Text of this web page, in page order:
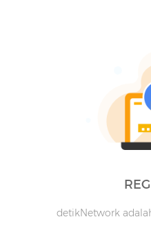
detikNetwork